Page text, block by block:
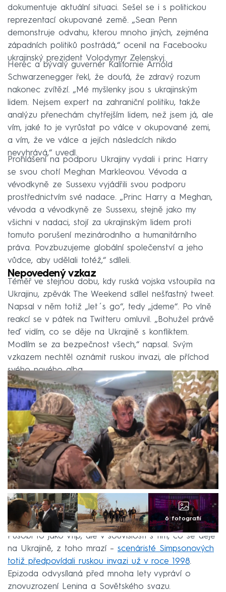
dokumentuje aktuální situaci. Sešel se i s politickou
reprezentací okupované země. „Sean Penn
demonstruje odvahu, kterou mnoho jiných, zejména
západních politiků postrádá,“ ocenil na Facebooku
ukrajinský prezident Volodymyr Zelenskyj.
Herec a bývalý guvernér Kalifornie Arnold
Schwarzenegger řekl, že doufá, že zdravý rozum
nakonec zvítězí. „Mé myšlenky jsou s ukrajinským
lidem. Nejsem expert na zahraniční politiku, takže
analýzu přenechám chytřejším lidem, než jsem já, ale
vím, jaké to je vyrůstat po válce v okupované zemi,
a vím, že ve válce a jejích následcích nikdo
nevyhrává,“ uvedl.
Prohlášení na podporu Ukrajiny vydali i princ Harry
se svou chotí Meghan Markleovou. Vévoda a
vévodkyně ze Sussexu vyjádřili svou podporu
prostřednictvím své nadace. „Princ Harry a Meghan,
vévoda a vévodkyně ze Sussexu, stejně jako my
všichni v nadaci, stojí za ukrajinským lidem proti
tomuto porušení mezinárodního a humanitárního
práva. Povzbuzujeme globální společenství a jeho
vůdce, aby udělali totéž,“ sdíleli.
Nepovedený vzkaz
Téměř ve stejnou dobu, kdy ruská vojska vstoupila na
Ukrajinu, zpěvák The Weekend sdílel nešťastný tweet.
Napsal v něm totiž „let´s go“, tedy „jdeme“. Po vlně
reakcí se v pátek na Twitteru omluvil. „Bohužel právě
teď vidím, co se děje na Ukrajině s konfliktem.
Modlím se za bezpečnost všech,“ napsal. Svým
vzkazem nechtěl oznámit ruskou invazi, ale příchod
svého nového alba.
6 fotografií
Působí to jako vtip, ale v souvislosti s tím, co se děje
na Ukrajině, z toho mrazí – scenáristé Simpsonových
totiž předpovídali ruskou invazi už v roce 1998.
Epizoda odvysílaná před mnoha lety vypráví o
znovuzrození Lenina a Sovětského svazu.